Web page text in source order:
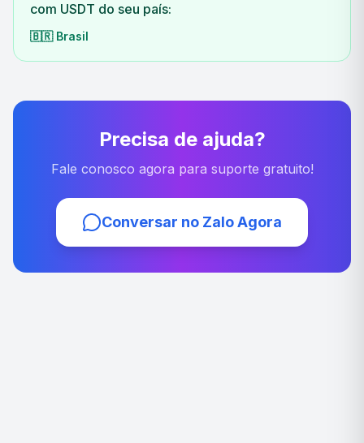
com USDT do seu país:
🇧🇷 Brasil
Precisa de ajuda?
Fale conosco agora para suporte gratuito!
Conversar no Zalo Agora